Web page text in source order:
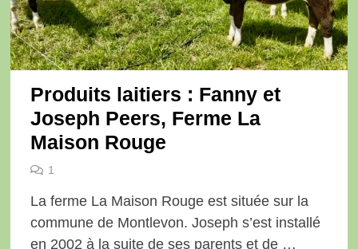
Produits laitiers : Fanny et
Joseph Peers, Ferme La
Maison Rouge
1
La ferme La Maison Rouge est située sur la
commune de Montlevon. Joseph s’est installé
en 2002 à la suite de ses parents et de …